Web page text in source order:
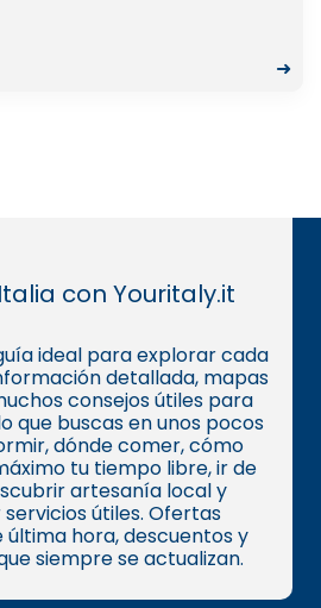
➜
con Youritaly.it
ideal para explorar cada
detallada, mapas
consejos útiles para
que buscas en unos pocos
dónde comer, cómo
tu tiempo libre, ir de
artesanía local y
útiles. Ofertas
última hora, descuentos y
siempre se actualizan.